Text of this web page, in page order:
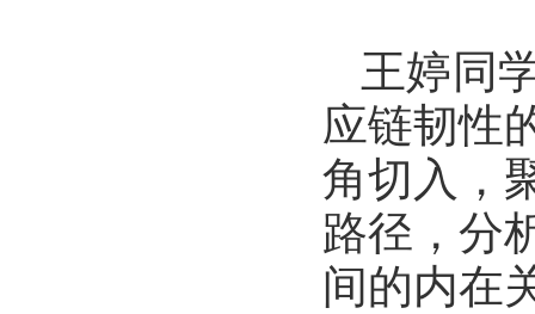
王婷同
应链韧性
角切入，
路径，分
间的内在